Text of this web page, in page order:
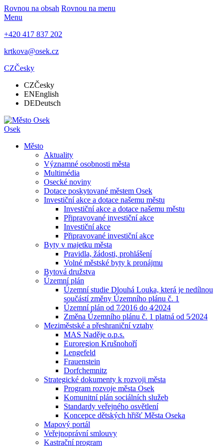
Rovnou na obsah Rovnou na menu
Menu
+420 417 837 202
krtkova@osek.cz
CZČesky
CZČesky
ENEnglish
DEDeutsch
Osek
Město
Aktuality
Významné osobnosti města
Multimédia
Osecké noviny
Dotace poskytované městem Osek
Investiční akce a dotace našemu městu
Investiční akce a dotace našemu městu
Připravované investiční akce
Investiční akce
Připravované investiční akce
Byty v majetku města
Pravidla, žádosti, prohlášení
Volné městské byty k pronájmu
Bytová družstva
Územní plán
Územní studie Dlouhá Louka, která je nedílnou
součástí změny Územního plánu č. 1
Územní plán od 7⁄2016 do 4⁄2024
Změna Územního plánu č. 1 platná od 5⁄2024
Meziměstské a přeshraniční vztahy
MAS Naděje o.p.s.
Euroregion Krušnohoří
Lengefeld
Frauenstein
Dorfchemnitz
Strategické dokumenty k rozvoji města
Program rozvoje města Osek
Komunitní plán sociálních služeb
Standardy veřejného osvětlení
Koncepce dětských hřišť Města Oseka
Mapový portál
Veřejnoprávní smlouvy
Kastrační program